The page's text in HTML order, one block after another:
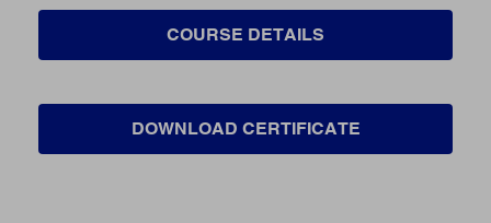
COURSE DETAILS
DOWNLOAD CERTIFICATE